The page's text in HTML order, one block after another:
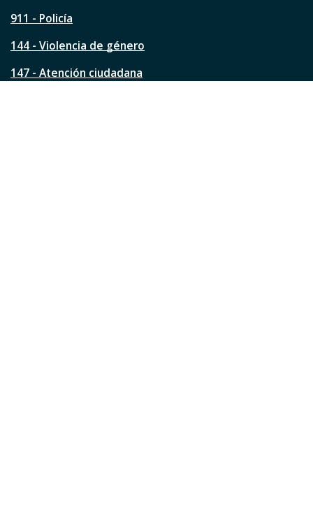
i
a
911 - Policía
144 - Violencia de género
147 - Atención ciudadana